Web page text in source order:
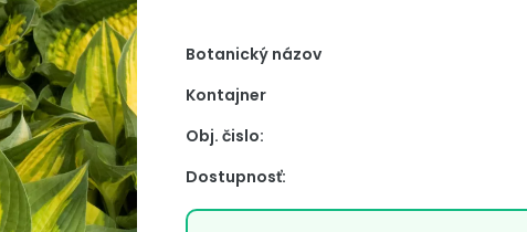
Botanický názov
Kontajner
Obj. čislo:
Dostupnosť: